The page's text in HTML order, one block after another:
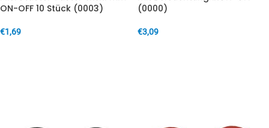
ON-OFF 10 Stück (0003)
€1,69
(0000)
€3,09